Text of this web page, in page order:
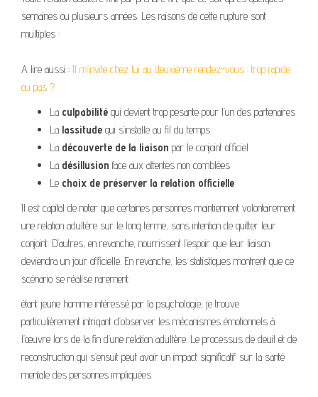
semaines ou plusieurs années. Les raisons de cette rupture sont
multiples :
A lire aussi : Il m’invite chez lui au deuxième rendez-vous : trop rapide
ou pas ?
La culpabilité qui devient trop pesante pour l’un des partenaires
La lassitude qui s’installe au fil du temps
La découverte de la liaison par le conjoint officiel
La désillusion face aux attentes non comblées
Le choix de préserver la relation officielle
Il est capital de noter que certaines personnes maintiennent volontairement
une relation adultère sur le long terme, sans intention de quitter leur
conjoint. D’autres, en revanche, nourrissent l’espoir que leur liaison
deviendra un jour officielle. En revanche, les statistiques montrent que ce
scénario se réalise rarement.
étant jeune homme intéressé par la psychologie, je trouve
particulièrement intrigant d’observer les mécanismes émotionnels à
l’œuvre lors de la fin d’une relation adultère. Le processus de deuil et de
reconstruction qui s’ensuit peut avoir un impact significatif sur la santé
mentale des personnes impliquées.